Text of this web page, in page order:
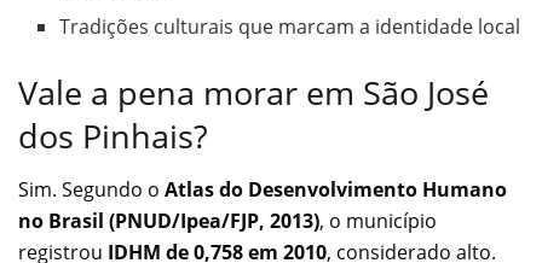
Tradições culturais que marcam a identidade local
Vale a pena morar em São José
dos Pinhais?
Sim. Segundo o Atlas do Desenvolvimento Humano
no Brasil (PNUD/Ipea/FJP, 2013), o município
registrou IDHM de 0,758 em 2010, considerado alto.